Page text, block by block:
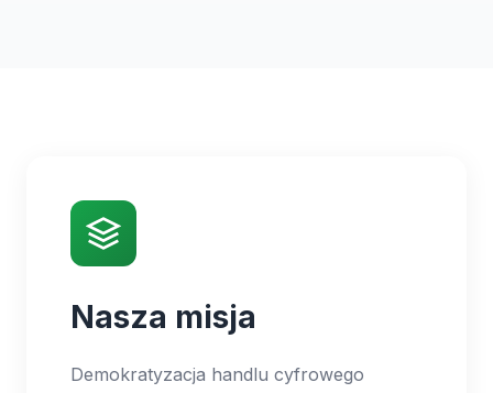
Nasza misja
Demokratyzacja handlu cyfrowego